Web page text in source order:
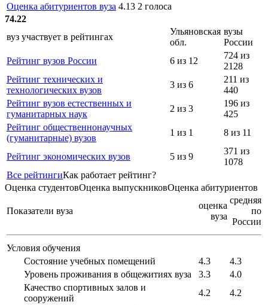
Оценка абитуриентов вуза 4.13 2 голоса
74.22
вуз участвует в рейтингах
Ульяновская
обл.
вузы
России
Рейтинг вузов России
6 из 12
724 из
2128
Рейтинг технических и
технологических вузов
3 из 6
211 из
440
Рейтинг вузов естественных и
гуманитарных наук
2 из 3
196 из
425
Рейтинг общественнонаучных
(гуманитарные) вузов
1 из 1 8 из 11
Рейтинг экономических вузов 5 из 9
371 из
1078
Все рейтингиКак работает рейтинг?
Оценка студентовОценка выпускниковОценка абитуриентов
Показатели вуза
оценка
вуза
средняя
по
России
Условия обучения
Состояние учебных помещений
4.3
4.3
Уровень проживания в общежитиях вуза
3.3
4.0
Качество спортивных залов и
сооружений
4.2
4.2